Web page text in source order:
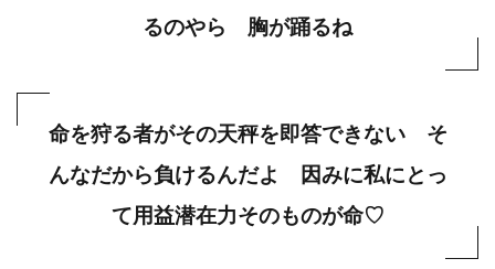
るのやら 胸が踊るね
命を狩る者がその天秤を即答できない そ
んなだから負けるんだよ 因みに私にとっ
て用益潜在力そのものが命♡